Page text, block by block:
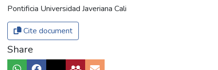
Pontificia Universidad Javeriana Cali
Cite document
Share